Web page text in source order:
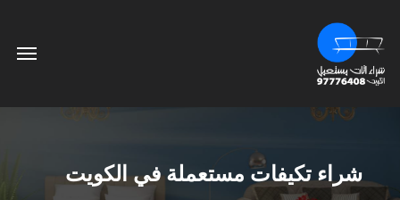
شراء تكيفات مستعملة في الكويت